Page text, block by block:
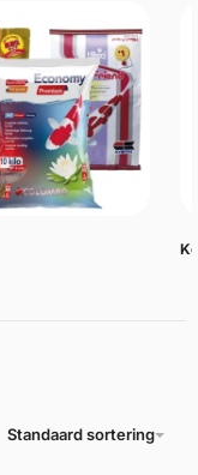
Standaard sortering